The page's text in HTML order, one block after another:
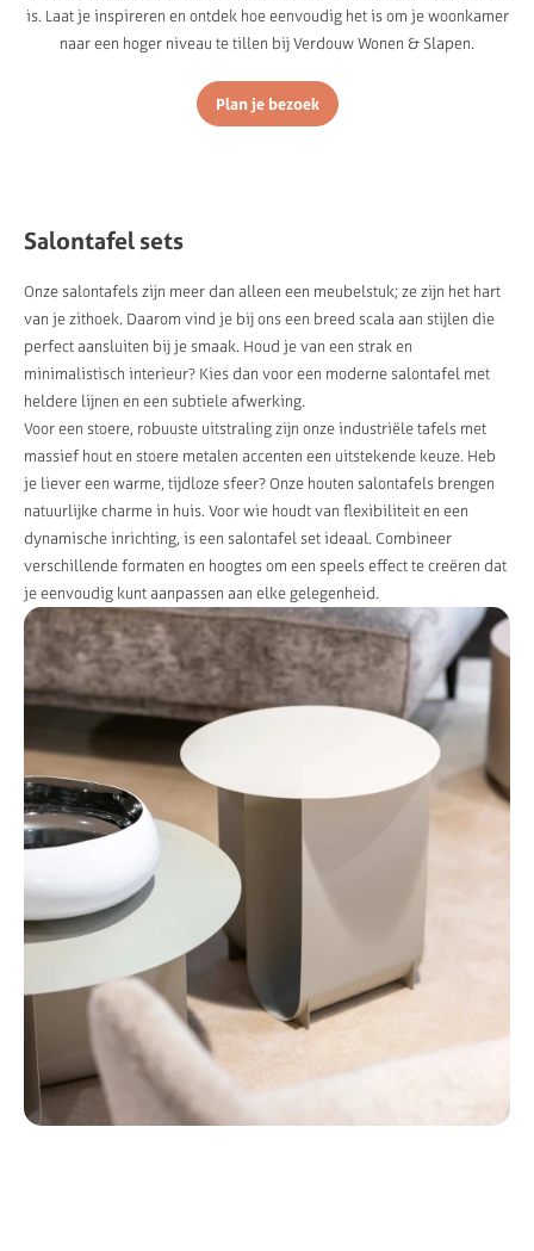
is. Laat je inspireren en ontdek hoe eenvoudig het is om je woonkamer
naar een hoger niveau te tillen bij Verdouw Wonen & Slapen.
Plan je bezoek
Salontafel sets
Onze salontafels zijn meer dan alleen een meubelstuk; ze zijn het hart
van je zithoek. Daarom vind je bij ons een breed scala aan stijlen die
perfect aansluiten bij je smaak. Houd je van een strak en
minimalistisch interieur? Kies dan voor een moderne salontafel met
heldere lijnen en een subtiele afwerking.
Voor een stoere, robuuste uitstraling zijn onze industriële tafels met
massief hout en stoere metalen accenten een uitstekende keuze. Heb
je liever een warme, tijdloze sfeer? Onze houten salontafels brengen
natuurlijke charme in huis. Voor wie houdt van flexibiliteit en een
dynamische inrichting, is een salontafel set ideaal. Combineer
verschillende formaten en hoogtes om een speels effect te creëren dat
je eenvoudig kunt aanpassen aan elke gelegenheid.